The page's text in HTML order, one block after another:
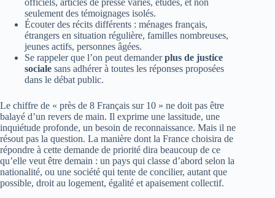
officiels, articles de presse variés, études, et non
seulement des témoignages isolés.
Écouter des récits différents : ménages français,
étrangers en situation régulière, familles nombreuses,
jeunes actifs, personnes âgées.
Se rappeler que l’on peut demanderplus de justice
sociale sans adhérer à toutes les réponses proposées
dans le débat public.
Le chiffre de « près de 8 Français sur 10 » ne doit pas être
balayé d’un revers de main. Il exprime une lassitude, une
inquiétude profonde, un besoin de reconnaissance. Mais il ne
résout pas la question. La manière dont la France choisira de
répondre à cette demande de priorité dira beaucoup de ce
qu’elle veut être demain : un pays qui classe d’abord selon la
nationalité, ou une société qui tente de concilier, autant que
possible, droit au logement, égalité et apaisement collectif.